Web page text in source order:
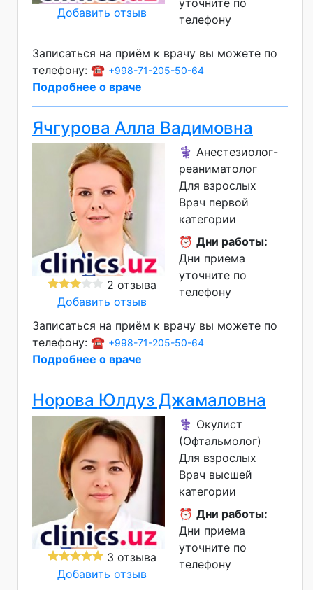
Добавить отзыв
уточните по
телефону
Записаться на приём к врачу вы можете по
телефону: ☎️ +998-71-205-50-64
Подробнее о враче
Ячгурова Алла Вадимовна
2 отзыва
Добавить отзыв
⚕️ Анестезиолог-
реаниматолог
Для взрослых
Врач первой
категории
⏰ Дни работы:
Дни приема
уточните по
телефону
Записаться на приём к врачу вы можете по
телефону: ☎️ +998-71-205-50-64
Подробнее о враче
Норова Юлдуз Джамаловна
3 отзыва
Добавить отзыв
⚕️ Окулист
(Офтальмолог)
Для взрослых
Врач высшей
категории
⏰ Дни работы:
Дни приема
уточните по
телефону